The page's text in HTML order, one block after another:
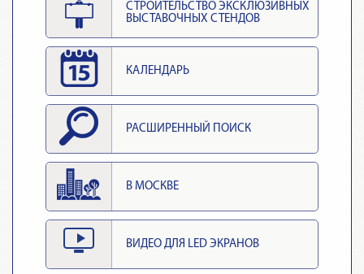
СТРОИТЕЛЬСТВО ЭКСКЛЮЗИВНЫХ
ВЫСТАВОЧНЫХ СТЕНДОВ
КАЛЕНДАРЬ
РАСШИРЕННЫЙ ПОИСК
В МОСКВЕ
ВИДЕО ДЛЯ LED ЭКРАНОВ